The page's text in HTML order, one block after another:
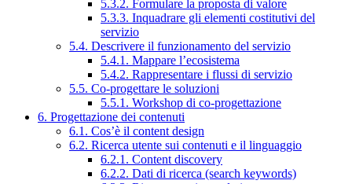
5.3.2. Formulare la proposta di valore
5.3.3. Inquadrare gli elementi costitutivi del
servizio
5.4. Descrivere il funzionamento del servizio
5.4.1. Mappare l’ecosistema
5.4.2. Rappresentare i flussi di servizio
5.5. Co-progettare le soluzioni
5.5.1. Workshop di co-progettazione
6. Progettazione dei contenuti
6.1. Cos’è il content design
6.2. Ricerca utente sui contenuti e il linguaggio
6.2.1. Content discovery
6.2.2. Dati di ricerca (search keywords)